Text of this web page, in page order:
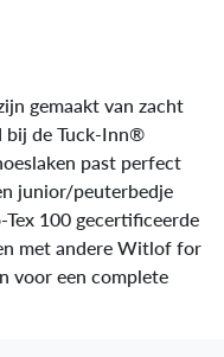
gemaakt van zacht
bij de Tuck-Inn®
past perfect
junior/peuterbedje
100 gecertificeerde
met andere Witlof for
voor een complete